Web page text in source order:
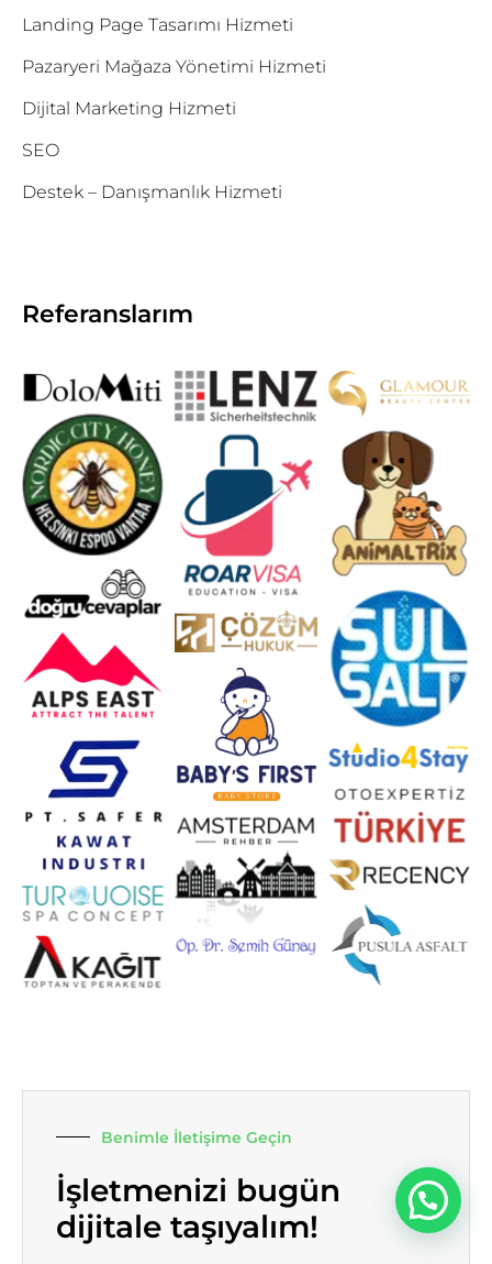
Landing Page Tasarımı Hizmeti
Pazaryeri Mağaza Yönetimi Hizmeti
Dijital Marketing Hizmeti
SEO
Destek – Danışmanlık Hizmeti
Referanslarım
Benimle İletişime Geçin
İşletmenizi bugün
dijitale taşıyalım!